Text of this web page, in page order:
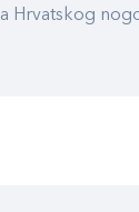
Hrvatskog